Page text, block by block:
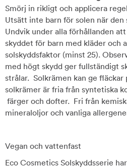
Smörj in rikligt och applicera
Utsätt inte barn för solen när
Undvik under alla förhållanden
skyddet för barn med kläder och
solskyddsfaktor (minst 25).
med högt skydd ger fullständigt
strålar. Solkrämen kan ge fläckar
solkrämer är fria från syntetiska
färger och dofter. Fri från
mineraloljor och vanliga
Vegan och vattenfast
Eco Cosmetics Solskyddsserie